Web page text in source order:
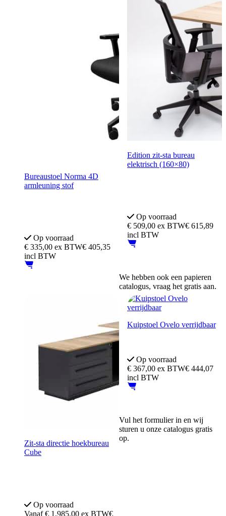
Bureaustoel Norma 4D
armleuning stof
Op voorraad
€ 335,00 ex BTW€ 405,35
incl BTW
Edition zit-sta bureau
elektrisch (160×80)
Op voorraad
€509,00 ex BTW€ 615,89
incl BTW
Zit-sta directie hoekbureau
Cube
Op voorraad
Vanaf€ 1.985,00 ex BTW€
Kuipstoel Ovelo verrijdbaar
Op voorraad
€367,00 ex BTW€ 444,07
incl BTW
We hebben ook een papieren
catalogus, vraag het gratis aan.
Vul het formulier in en wij
sturen u onze catalogus gratis
op.